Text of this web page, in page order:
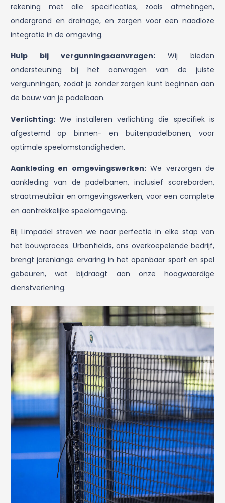
rekening met alle specificaties, zoals afmetingen,
ondergrond en drainage, en zorgen voor een naadloze
integratie in de omgeving.
Hulp bij vergunningsaanvragen:
Wij bieden
ondersteuning bij het aanvragen van de juiste
vergunningen, zodat je zonder zorgen kunt beginnen aan
de bouw van je padelbaan.
Verlichting: We installeren verlichting die specifiek is
afgestemd op binnen- en buitenpadelbanen, voor
optimale speelomstandigheden.
Aankleding en omgevingswerken: We verzorgen de
aankleding van de padelbanen, inclusief scoreborden,
straatmeubilair en omgevingswerken, voor een complete
en aantrekkelijke speelomgeving.
Bij Limpadel streven we naar perfectie in elke stap van
het bouwproces. Urbanfields, ons overkoepelende bedrijf,
brengt jarenlange ervaring in het openbaar sport en spel
gebeuren, wat bijdraagt aan onze hoogwaardige
dienstverlening.